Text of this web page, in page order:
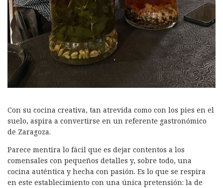
Con su cocina creativa, tan atrevida como con los pies en el
suelo, aspira a convertirse en un referente gastronómico
de Zaragoza.
Parece mentira lo fácil que es dejar contentos a los
comensales con pequeños detalles y, sobre todo, una
cocina auténtica y hecha con pasión. Es lo que se respira
en este establecimiento con una única pretensión: la de